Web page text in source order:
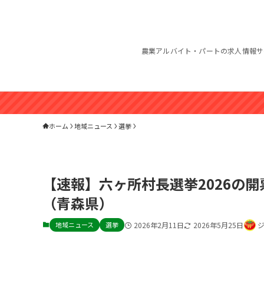
農業アルバイト・パートの求人情報
ホーム 地域ニュース 選挙
【速報】六ヶ所村長選挙2026の
（青森県）
地域ニュース 選挙 2026年2月11日 2026年5月25日